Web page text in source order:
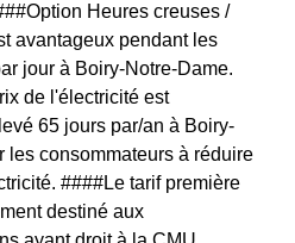
Heures creuses /
avantageux pendant les
jour à Boiry-Notre-Dame.
de l'électricité est
65 jours par/an à Boiry-
les consommateurs à réduire
####Le tarif première
destiné aux